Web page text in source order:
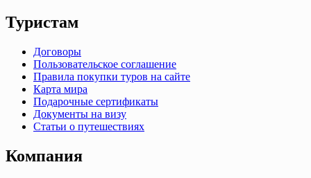
Туристам
Договоры
Пользовательское соглашение
Правила покупки туров на сайте
Карта мира
Подарочные сертификаты
Документы на визу
Статьи о путешествиях
Компания